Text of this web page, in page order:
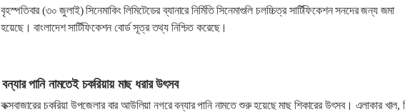
বৃহস্পতিবার (৩০ জুলাই) সিনেমাকিং লিমিটেডের ব্যানারে নির্মিতি সিনেমাগুলি চলচ্চিত্র সার্টিফিকেশন সনদের জন্য জমা
হয়েছে। বাংলাদেশ সার্টিফিকেশন বোর্ড সূত্র তথ্য নিশ্চিত করেছে।
বন্যার পানি নামতেই চকরিয়ায় মাছ ধরার উৎসব
কক্সবাজারের চকরিয়া উপজেলার বার আউলিয়া নগরে বন্যার পানি নামতে শুরু হয়েছে মাছ শিকারের উৎসব। এলাকার খাল,